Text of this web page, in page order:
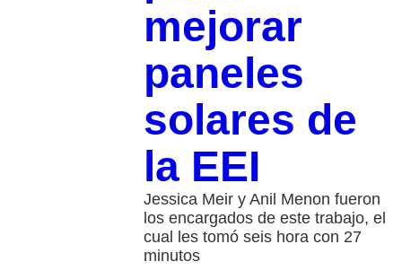
mejorar
paneles
solares de
la EEI
Jessica Meir y Anil Menon fueron
los encargados de este trabajo, el
cual les tomó seis hora con 27
minutos